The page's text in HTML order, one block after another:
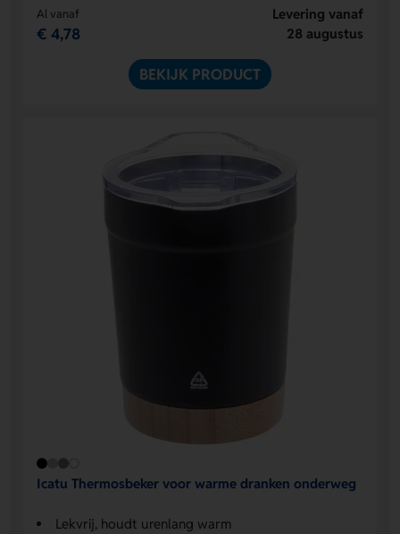
Al vanaf
€ 4,78
Levering vanaf
28 augustus
BEKIJK PRODUCT
Icatu Thermosbeker voor warme dranken onderweg
Lekvrij, houdt urenlang warm